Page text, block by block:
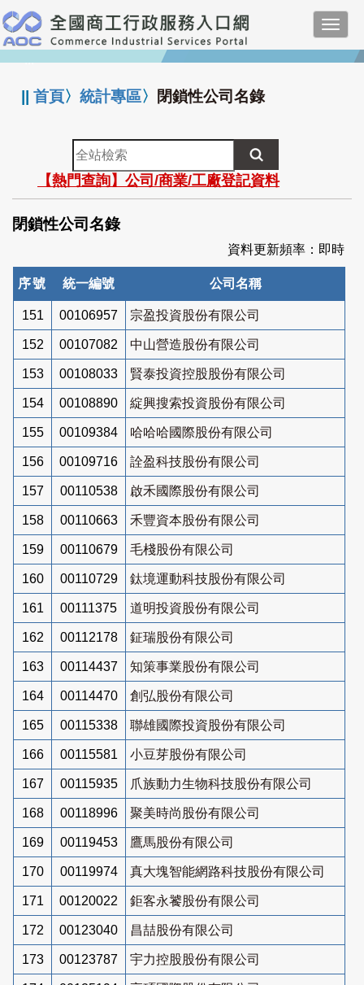
跳
到
主
要
:::
||首頁〉統計專區〉 閉鎖性公司名錄
全
站
檢
索
【熱門查詢】公司/商業/工廠登記資料
閉鎖性公司名錄
資料更新頻率：即時
序號 統一編號 公司名稱
151 00106957 宗盈投資股份有限公司
152 00107082 中山營造股份有限公司
153 00108033 賢泰投資控股股份有限公司
154 00108890 綻興搜索投資股份有限公司
155 00109384 哈哈哈國際股份有限公司
156 00109716 詮盈科技股份有限公司
157 00110538 啟禾國際股份有限公司
158 00110663 禾豐資本股份有限公司
159 00110679 毛棧股份有限公司
160 00110729 鈦境運動科技股份有限公司
161 00111375 道明投資股份有限公司
162 00112178 鉦瑞股份有限公司
163 00114437 知策事業股份有限公司
164 00114470 創弘股份有限公司
165 00115338 聯雄國際投資股份有限公司
166 00115581 小豆芽股份有限公司
167 00115935 爪族動力生物科技股份有限公司
168 00118996 聚美時尚股份有限公司
169 00119453 鷹馬股份有限公司
170 00119974 真大塊智能網路科技股份有限公司
171 00120022 鉅客永饕股份有限公司
172 00123040 昌喆股份有限公司
173 00123787 宇力控股股份有限公司